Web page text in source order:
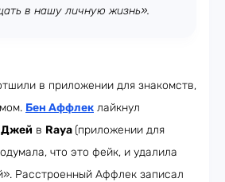
в нашу личную жизнь».
в приложении для знакомств,
Бен Аффлек лайкнул
Джей в Raya(приложении для
что это фейк, и удалила
Расстроенный Аффлек записал